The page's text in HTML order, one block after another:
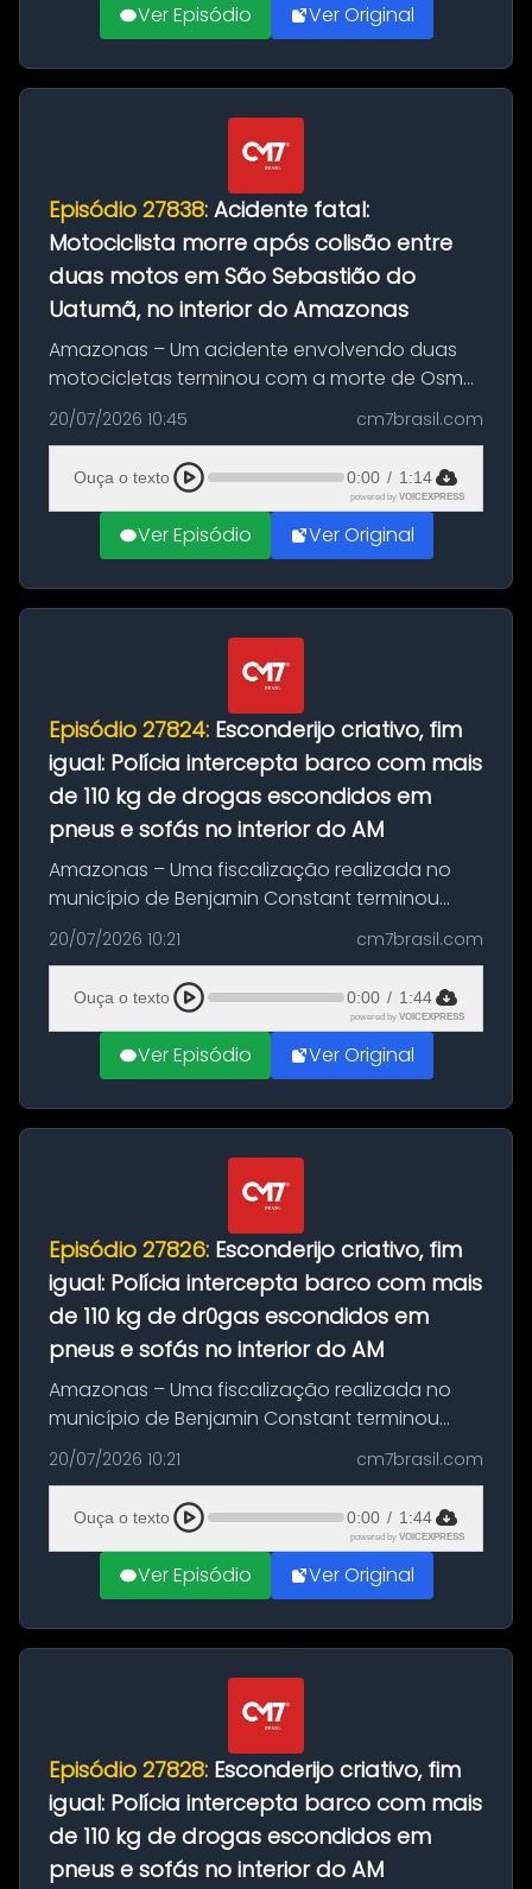
Ver Episódio Ver Original
Episódio 27838: Acidente fatal:
Motociclista morre após colisão entre
duas motos em São Sebastião do
Uatumã, no interior do Amazonas
Amazonas – Um acidente envolvendo duas
motocicletas terminou com a morte de Osmar
Figueiredo de Souza, de 38 anos, no município
de São Sebastião do Uatumã, no interior do
Amazonas. A colisão ocorreu n...
20/07/2026 10:45 cm7brasil.com
Ouça o texto 0:00 / 1:14
powered by VOICEXPRESS
Ver Episódio Ver Original
Episódio 27824: Esconderijo criativo, fim
igual: Polícia intercepta barco com mais
de 110 kg de drogas escondidos em
pneus e sofás no interior do AM
Amazonas – Uma fiscalização realizada no
município de Benjamin Constant terminou
com a apreensão de aproximadamente 115
quilos de entorpecentes em uma
embarcação atracada no porto da cidade. O
materia...
20/07/2026 10:21 cm7brasil.com
Ouça o texto 0:00 / 1:44
powered by VOICEXPRESS
Ver Episódio Ver Original
Episódio 27826: Esconderijo criativo, fim
igual: Polícia intercepta barco com mais
de 110 kg de dr0gas escondidos em
pneus e sofás no interior do AM
Amazonas – Uma fiscalização realizada no
município de Benjamin Constant terminou
com a apreensão de aproximadamente 115
quilos de entorpecentes em uma
embarcação atracada no porto da cidade. O
materia...
20/07/2026 10:21 cm7brasil.com
Ouça o texto 0:00 / 1:44
powered by VOICEXPRESS
Ver Episódio Ver Original
Episódio 27828: Esconderijo criativo, fim
igual: Polícia intercepta barco com mais
de 110 kg de drogas escondidos em
pneus e sofás no interior do AM